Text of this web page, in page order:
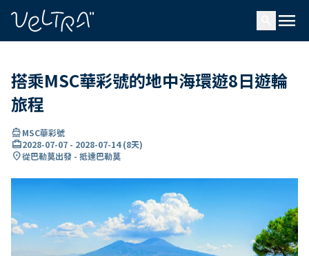
menu
搭乘MSC華彩號的地中海環遊8日遊輪
旅程
directions_boatMSC華彩號
card_travel2028-07-07 - 2028-07-14(8天)
location_on從巴勒莫出發 - 抵達巴勒莫